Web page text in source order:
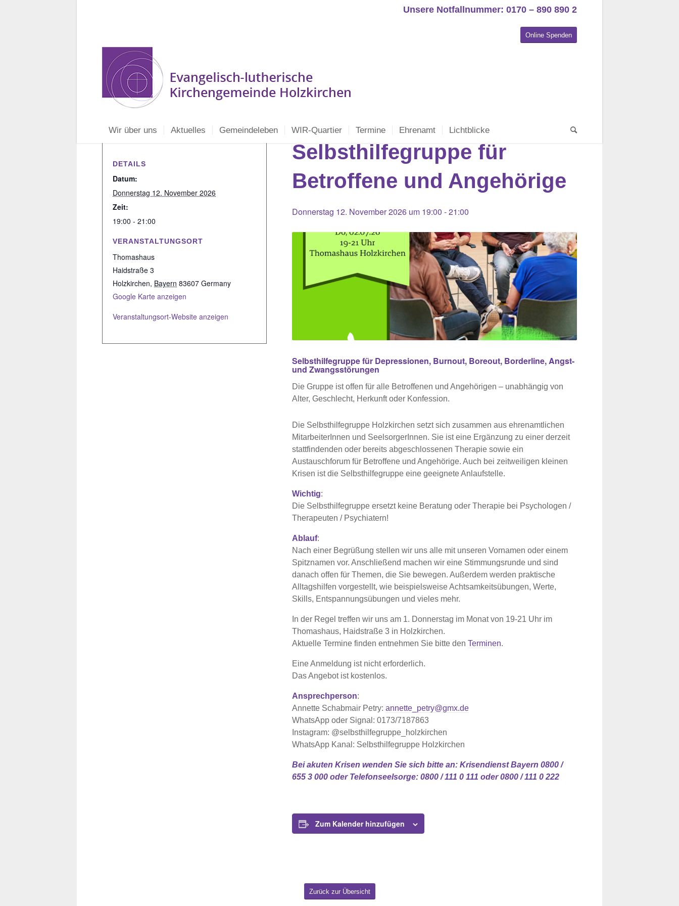
Unsere Notfallnummer: 0170 – 890 890 2
Online Spenden
Wir über uns Aktuelles Gemeindeleben WIR-Quartier Termine Ehrenamt Lichtblicke
Selbsthilfegruppe für
Betroffene und Angehörige
Donnerstag 12. November 2026 um 19:00 -21:00
Selbsthilfegruppe für Depressionen, Burnout, Boreout, Borderline, Angst-
und Zwangsstörungen
Die Gruppe ist offen für alle Betroffenen und Angehörigen – unabhängig von
Alter, Geschlecht, Herkunft oder Konfession.
Die Selbsthilfegruppe Holzkirchen setzt sich zusammen aus ehrenamtlichen
MitarbeiterInnen und SeelsorgerInnen. Sie ist eine Ergänzung zu einer derzeit
stattfindenden oder bereits abgeschlossenen Therapie sowie ein
Austauschforum für Betroffene und Angehörige. Auch bei zeitweiligen kleinen
Krisen ist die Selbsthilfegruppe eine geeignete Anlaufstelle.
Wichtig:
Die Selbsthilfegruppe ersetzt keine Beratung oder Therapie bei Psychologen /
Therapeuten / Psychiatern!
Ablauf:
Nach einer Begrüßung stellen wir uns alle mit unseren Vornamen oder einem
Spitznamen vor. Anschließend machen wir eine Stimmungsrunde und sind
danach offen für Themen, die Sie bewegen. Außerdem werden praktische
Alltagshilfen vorgestellt, wie beispielsweise Achtsamkeitsübungen, Werte,
Skills, Entspannungsübungen und vieles mehr.
In der Regel treffen wir uns am 1. Donnerstag im Monat von 19-21 Uhr im
Thomashaus, Haidstraße 3 in Holzkirchen.
Aktuelle Termine finden entnehmen Sie bitte den Terminen.
Eine Anmeldung ist nicht erforderlich.
Das Angebot ist kostenlos.
Ansprechperson:
Annette Schabmair Petry: annette_petry@gmx.de
WhatsApp oder Signal: 0173/7187863
Instagram: @selbsthilfegruppe_holzkirchen
WhatsApp Kanal: Selbsthilfegruppe Holzkirchen
Bei akuten Krisen wenden Sie sich bitte an: Krisendienst Bayern 0800 /
655 3 000 oder Telefonseelsorge: 0800 / 111 0 111 oder 0800 / 111 0 222
Zum Kalender hinzufügen
DETAILS
Datum:
Donnerstag 12. November 2026
Zeit:
19:00 - 21:00
VERANSTALTUNGSORT
Thomashaus
Haidstraße 3
Holzkirchen, Bayern 83607 Germany
Google Karte anzeigen
Veranstaltungsort-Website anzeigen
Zurück zur Übersicht